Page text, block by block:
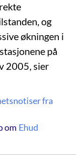
og
økningen i
på
2005, sier
fra
om Ehud